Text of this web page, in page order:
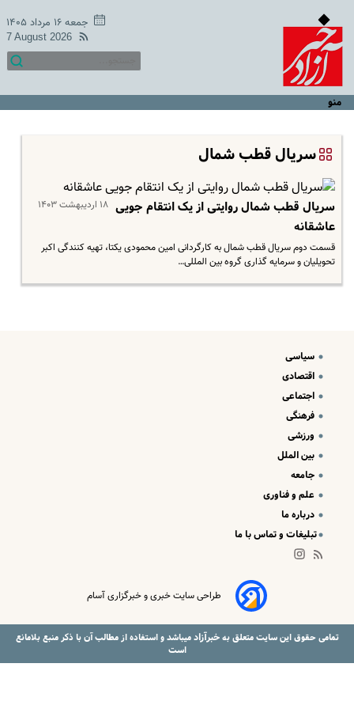
جمعه ۱۶ مرداد ۱۴۰۵
7 August 2026
منو
سریال قطب شمال
۱۸ اردیبهشت ۱۴۰۳ سریال قطب شمال روایتی از یک انتقام جویی
عاشقانه
​ قسمت دوم سریال قطب شمال به کارگردانی امین محمودی یکتا، تهیه کنندگی اکبر
تحویلیان و سرمایه گذاری گروه بین المللی…
سیاسی
اقتصادی
اجتماعی
فرهنگی
ورزشی
بین الملل
جامعه
علم و فناوری
درباره ما
تبلیغات و تماس با ما
طراحی سایت خبری و خبرگزاری آسام
تمامی حقوق این سایت متعلق بهخبرآزادمیباشد و استفاده از مطالب آن با ذکر منبع بلامانع
است